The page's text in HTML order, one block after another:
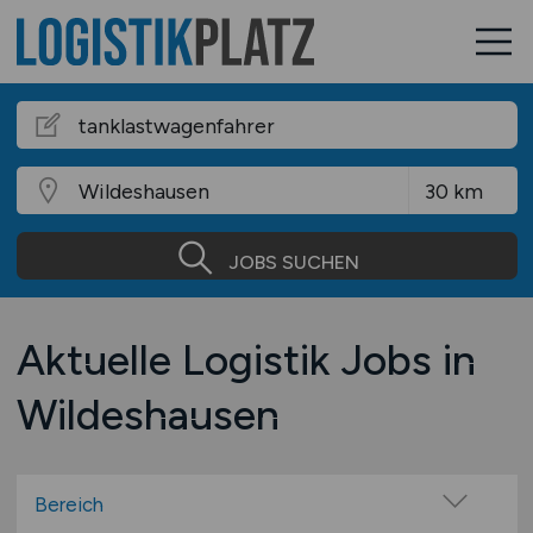
JOBS SUCHEN
Aktuelle Logistik Jobs in
Wildeshausen
Bereich